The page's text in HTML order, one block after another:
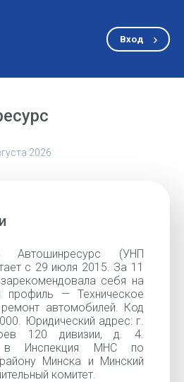
Вход
2026
Автошинресурс (УНП
с 29 июля 2015. За 11
себя на
профиль — Техническое
автомобилей. Код
Юридический адрес: г.
120 дивизии, д. 4.
в Инспекция МНС по
Минска и Минский
комитет.